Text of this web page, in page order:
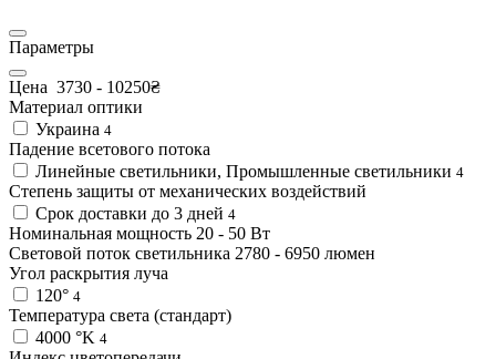
Параметры
Цена 3730 - 10250₴
Материал оптики
Украина 4
Падение всетового потока
Линейные светильники, Промышленные светильники 4
Степень защиты от механических воздействий
Срок доставки до 3 дней 4
Номинальная мощность 20 - 50 Вт
Световой поток светильника 2780 - 6950 люмен
Угол раскрытия луча
120° 4
Температура света (стандарт)
4000 °K 4